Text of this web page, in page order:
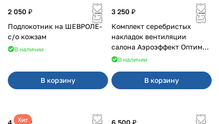
2 050 ₽
Подлокотник на ШЕВРОЛЕ-
с/о кожзам
В наличии
В корзину
3 250 ₽
Комплект серебристых
накладок вентиляции
салона Аэроэффект Оптимал
на 4х4
В наличии
В корзину
Хит
4 700 ₽
6 500 ₽